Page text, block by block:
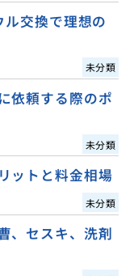
交換で理想の
未分類
依頼する際のポ
未分類
ットと料金相場
未分類
、セスキ、洗剤